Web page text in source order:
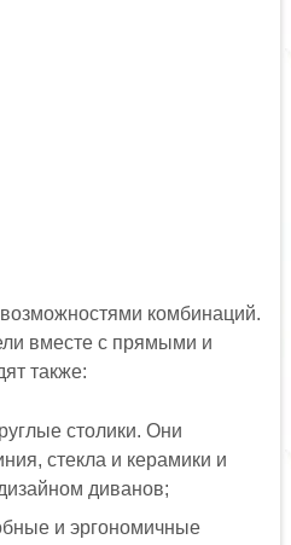
комбинаций.
вместе с прямыми и
также:
столики. Они
стекла и керамики и
диванов;
и эргономичные